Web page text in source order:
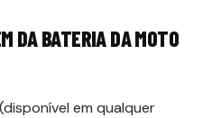
DA BATERIA DA MOTO
em qualquer